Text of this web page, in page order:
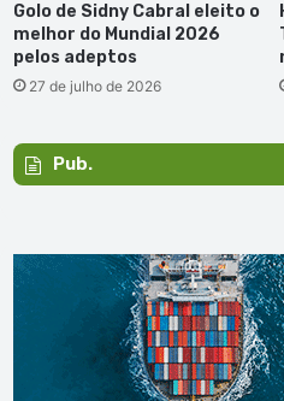
Golo de Sidny Cabral eleito o
melhor do Mundial 2026
pelos adeptos
27 de julho de 2026
Pub.